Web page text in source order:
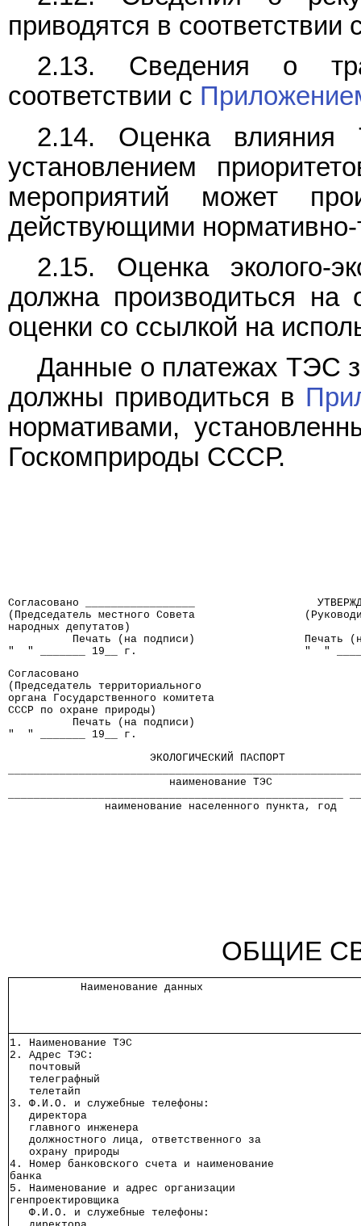
приводятся в соответствии
2.13. Сведения о
соответствии с
2.14. Оценка
установлением
мероприятий может
действующими
2.15. Оценка эколого-
должна производиться на
оценки со ссылкой на
Данные о платежах ТЭС
должны приводиться в
нормативами,
Госкомприроды СССР.
Согласовано _________________
(Председатель местного Совета
народных депутатов)
Печать (на подписи)                 Печать
"  " _______ 19__ г.                          "  "
Согласовано
(Председатель территориального
органа Государственного комитета
СССР по охране природы)
          Печать (на подписи)
"  " _______ 19__ г.
                      ЭКОЛОГИЧЕСКИЙ ПАСПОРТ
                         наименование ТЭС
               наименование населенного пункта, год
ОБЩИЕ
           Наименование данных
1. Наименование ТЭС
2. Адрес ТЭС:
   почтовый
   телеграфный
   телетайп
3. Ф.И.О. и служебные телефоны:
   директора
   главного инженера
   должностного лица, ответственного за
   охрану природы
4. Номер банковского счета и наименование
банка
5. Наименование и адрес организации
генпроектировщика
   Ф.И.О. и служебные телефоны: